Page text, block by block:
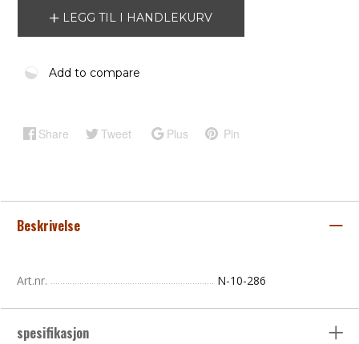
LEGG TIL I HANDLEKURV
Add to compare
Share Tweet Plus Pin
Beskrivelse
Art.nr. N-10-286
spesifikasjon